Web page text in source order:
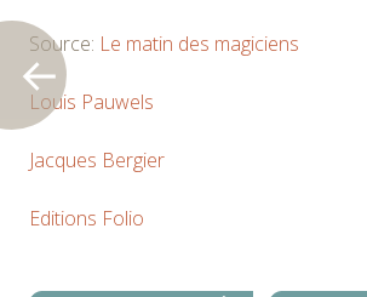
Source: Le matin des magiciens
Louis Pauwels
Jacques Bergier
Editions Folio